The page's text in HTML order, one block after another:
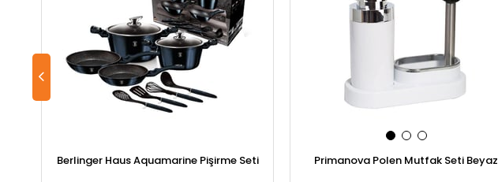
Berlinger Haus Aquamarine Pişirme Seti Primanova Polen Mutfak Seti Beyaz